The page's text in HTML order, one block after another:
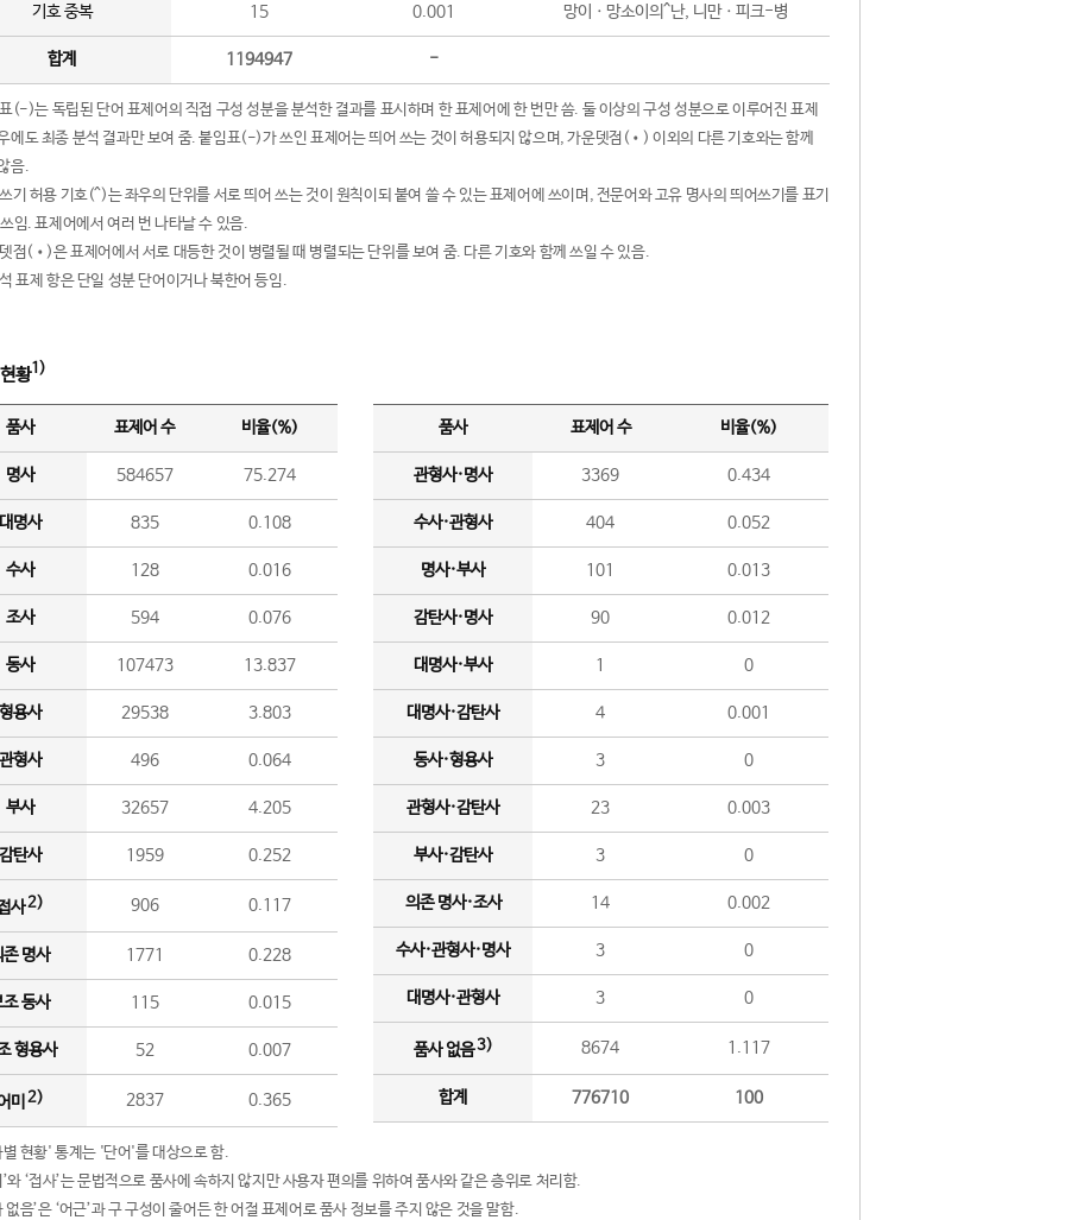
기호 중복 15 0.001 망이ㆍ망소이의^난, 니만ㆍ피크-병
합계 1194947 -
(-)는 독립된 단어 표제어의 직접 구성 성분을 분석한 결과를 표시하며 한 표제어에 한 번만 씀. 둘 이상의 구성 성분으로 이루어진 표제
에도 최종 분석 결과만 보여 줌. 붙임표(-)가 쓰인 표제어는 띄어 쓰는 것이 허용되지 않으며, 가운뎃점(•) 이외의 다른 기호와는 함께
음.
기 허용 기호(^)는 좌우의 단위를 서로 띄어 쓰는 것이 원칙이되 붙여 쓸 수 있는 표제어에 쓰이며, 전문어와 고유 명사의 띄어쓰기를 표기
임. 표제어에서 여러 번 나타날 수 있음.
점(•)은 표제어에서 서로 대등한 것이 병렬될 때 병렬되는 단위를 보여 줌. 다른 기호와 함께 쓰일 수 있음.
표제 항은 단일 성분 단어이거나 북한어 등임.
황1)
품사 표제어 수 비율(%)
명사 584657 75.274
명사 835 0.108
수사 128 0.016
조사 594 0.076
동사 107473 13.837
용사 29538 3.803
형사 496 0.064
부사 32657 4.205
탄사 1959 0.252
사2) 906 0.117
존 명사 1771 0.228
조 동사 115 0.015
형용사 52 0.007
미 2) 2837 0.365
품사 표제어 수 비율(%)
관형사·명사 3369 0.434
수사·관형사 404 0.052
명사·부사 101 0.013
감탄사·명사 90 0.012
대명사·부사 1 0
대명사·감탄사 4 0.001
동사·형용사 3 0
관형사·감탄사 23 0.003
부사·감탄사 3 0
의존 명사·조사 14 0.002
수사·관형사·명사 3 0
대명사·관형사 3 0
품사 없음3) 8674 1.117
합계 776710 100
현황' 통계는 '단어'를 대상으로 함.
와 ‘접사’는 문법적으로 품사에 속하지 않지만 사용자 편의를 위하여 품사와 같은 층위로 처리함.
없음’은 ‘어근’과 구 구성이 줄어든 한 어절 표제어로 품사 정보를 주지 않은 것을 말함.